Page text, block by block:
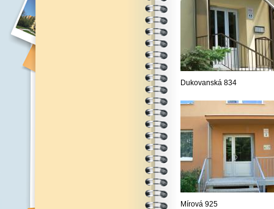
Dukovanská 834
Mírová 925